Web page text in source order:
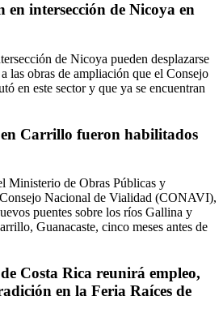
en intersección de Nicoya en
de Nicoya pueden desplazarse
las obras de ampliación que el Consejo
en este sector y que ya se encuentran
en Carrillo fueron habilitados
Ministerio de Obras Públicas y
Nacional de Vialidad (CONAVI),
puentes sobre los ríos Gallina y
Guanacaste, cinco meses antes de
Costa Rica reunirá empleo,
en la Feria Raíces de